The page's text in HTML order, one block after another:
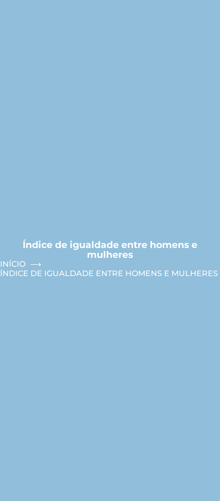
Índice de igualdade entre homens e
mulheres
INÍCIO
ÍNDICE DE IGUALDADE ENTRE HOMENS E MULHERES